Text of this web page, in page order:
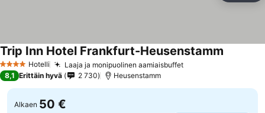
4 Tähtiluokitus
Hotelli Laaja ja monipuolinen aamiaisbuffet
Trip Inn Hotel Frankfurt-Heusenstamm
8,1 Erittäin hyvä 2 730 Heusenstamm
Alkaen 50 €